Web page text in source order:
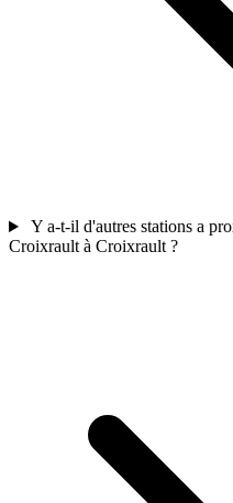
Y a-t-il d'autres stations a
Croixrault à Croixrault ?